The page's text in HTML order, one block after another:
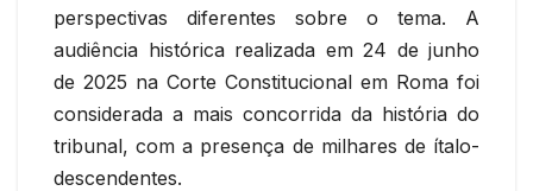
perspectivas diferentes sobre o tema. A
audiência histórica realizada em 24 de junho
de 2025 na Corte Constitucional em Roma foi
considerada a mais concorrida da história do
tribunal, com a presença de milhares de ítalo-
descendentes.